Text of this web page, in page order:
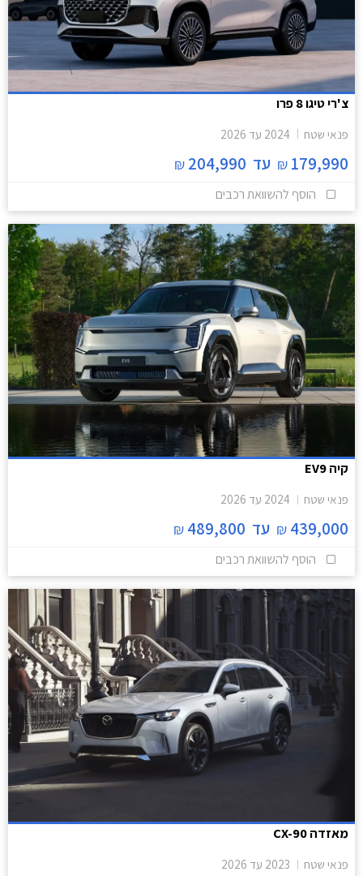
צ'רי טיגו 8 פרו
פנאי שטח 2024 עד 2026
179,990
₪ עד 204,990
₪
הוסף להשוואת רכבים
קיה EV9
פנאי שטח 2024 עד 2026
439,000
₪ עד 489,800
₪
הוסף להשוואת רכבים
מאזדה CX-90
פנאי שטח 2023 עד 2026